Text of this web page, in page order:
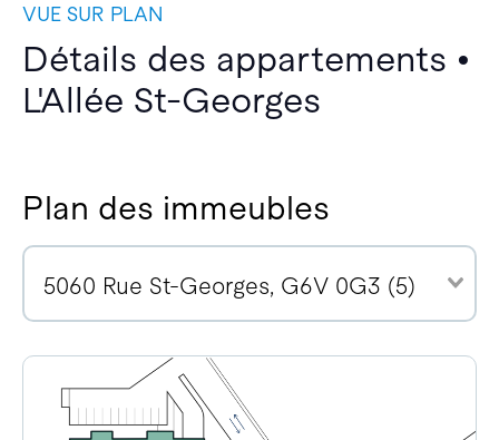
VUE SUR PLAN
Détails des appartements •
L'Allée St-Georges
Plan des immeubles
5060 Rue St-Georges, G6V 0G3 (5)